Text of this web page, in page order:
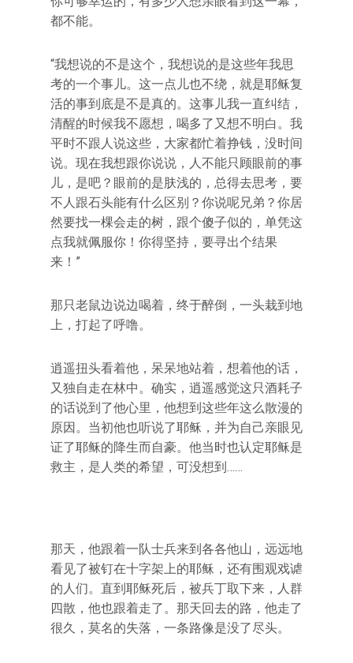
都不能。
“我想说的不是这个，我想说的是这些年我思
考的一个事儿。这一点儿也不绕，就是耶稣复
活的事到底是不是真的。这事儿我一直纠结，
清醒的时候我不愿想，喝多了又想不明白。我
平时不跟人说这些，大家都忙着挣钱，没时间
说。现在我想跟你说说，人不能只顾眼前的事
儿，是吧？眼前的是肤浅的，总得去思考，要
不人跟石头能有什么区别？你说呢兄弟？你居
然要找一棵会走的树，跟个傻子似的，单凭这
点我就佩服你！你得坚持，要寻出个结果
来！”
那只老鼠边说边喝着，终于醉倒，一头栽到地
上，打起了呼噜。
逍遥扭头看着他，呆呆地站着，想着他的话，
又独自走在林中。确实，逍遥感觉这只酒耗子
的话说到了他心里，他想到这些年这么散漫的
原因。当初他也听说了耶稣，并为自己亲眼见
证了耶稣的降生而自豪。他当时也认定耶稣是
救主，是人类的希望，可没想到……
那天，他跟着一队士兵来到各各他山，远远地
看见了被钉在十字架上的耶稣，还有围观戏谑
的人们。直到耶稣死后，被兵丁取下来，人群
四散，他也跟着走了。那天回去的路，他走了
很久，莫名的失落，一条路像是没了尽头。